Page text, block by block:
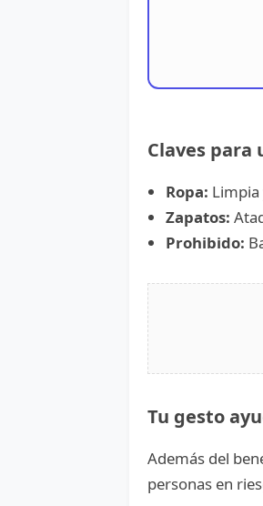
Claves para
Ropa: Limpia
Zapatos:
Prohibido:
Tu gesto
Además del
personas en